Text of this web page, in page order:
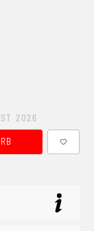
2026
ein oder